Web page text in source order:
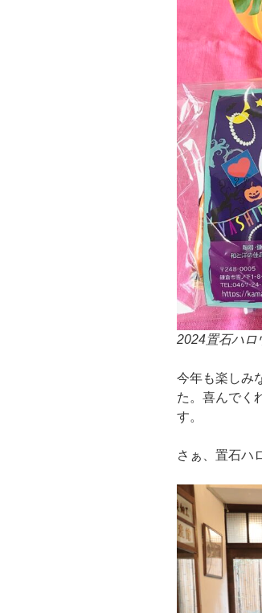
2024置石ハロ
今年も楽しみ
た。喜んでく
す。
さぁ、置石ハ